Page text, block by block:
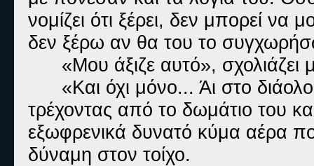
νομίζει ότι ξέρει, δεν μπορεί να
δεν ξέρω αν θα του το
«Μου άξιζε αυτό»,
«Και όχι μόνο... Άι στο
τρέχοντας από το δωμάτιο του
εξωφρενικά δυνατό κύμα αέρα
δύναμη στον τοίχο.